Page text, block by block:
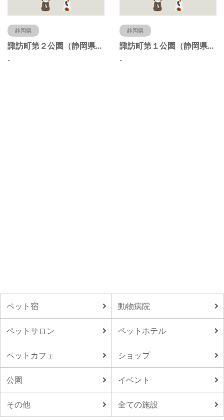
静岡県
諏訪町第２公園（静岡県静岡市）
-
静岡県
諏訪町第１公園（静岡県静岡市）
-
ペット宿 動物病院
ペットサロン ペットホテル
ペットカフェ ショップ
公園 イベント
その他 全ての施設